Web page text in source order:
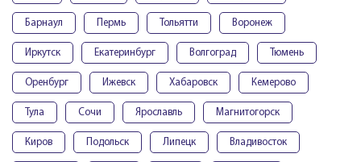
Барнаул Пермь Тольятти Воронеж
Иркутск Екатеринбург Волгоград Тюмень
Оренбург Ижевск Хабаровск Кемерово
Тула Сочи Ярославль Магнитогорск
Киров Подольск Липецк Владивосток